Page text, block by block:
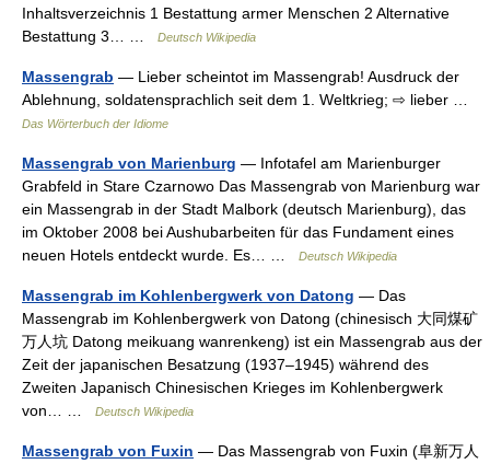
Inhaltsverzeichnis 1 Bestattung armer Menschen 2 Alternative
Bestattung 3… …
Deutsch Wikipedia
Massengrab — Lieber scheintot im Massengrab! Ausdruck der
Ablehnung, soldatensprachlich seit dem 1. Weltkrieg; ⇨ lieber …
Das Wörterbuch der Idiome
Massengrab von Marienburg — Infotafel am Marienburger
Grabfeld in Stare Czarnowo Das Massengrab von Marienburg war
ein Massengrab in der Stadt Malbork (deutsch Marienburg), das
im Oktober 2008 bei Aushubarbeiten für das Fundament eines
neuen Hotels entdeckt wurde. Es… …
Deutsch Wikipedia
Massengrab im Kohlenbergwerk von Datong — Das
Massengrab im Kohlenbergwerk von Datong (chinesisch 大同煤矿
万人坑 Datong meikuang wanrenkeng) ist ein Massengrab aus der
Zeit der japanischen Besatzung (1937–1945) während des
Zweiten Japanisch Chinesischen Krieges im Kohlenbergwerk
von… …
Deutsch Wikipedia
Massengrab von Fuxin — Das Massengrab von Fuxin (阜新万人